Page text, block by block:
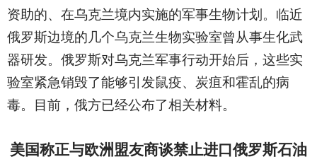
资助的、在乌克兰境内实施的军事生物计划。临近
俄罗斯边境的几个乌克兰生物实验室曾从事生化武
器研发。俄罗斯对乌克兰军事行动开始后，这些实
验室紧急销毁了能够引发鼠疫、炭疽和霍乱的病
毒。目前，俄方已经公布了相关材料。
美国称正与欧洲盟友商谈禁止进口俄罗斯石油